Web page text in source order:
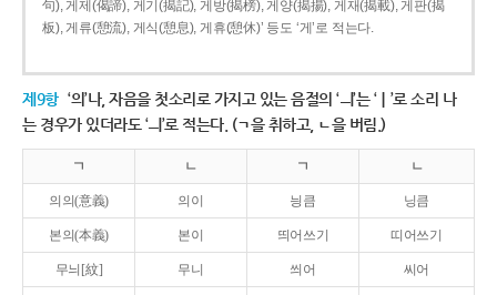
句), 게제(偈諦), 게기(揭記), 게방(揭榜), 게양(揭揚), 게재(揭載), 게판(揭
板), 게류(憩流), 게식(憩息), 게휴(憩休)’ 등도 ‘게’로 적는다.
제9항 ‘의’나, 자음을 첫소리로 가지고 있는 음절의 ‘ㅢ’는 ‘ㅣ’로 소리 나
는 경우가 있더라도 ‘ㅢ’로 적는다. (ㄱ을 취하고, ㄴ을 버림.)
ㄱ ㄴ ㄱ ㄴ
의의(意義) 의이 닁큼 닝큼
본의(本義) 본이 띄어쓰기 띠어쓰기
무늬[紋] 무니 씌어 씨어